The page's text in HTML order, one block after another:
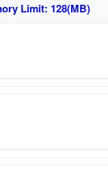
Limit: 128(MB)